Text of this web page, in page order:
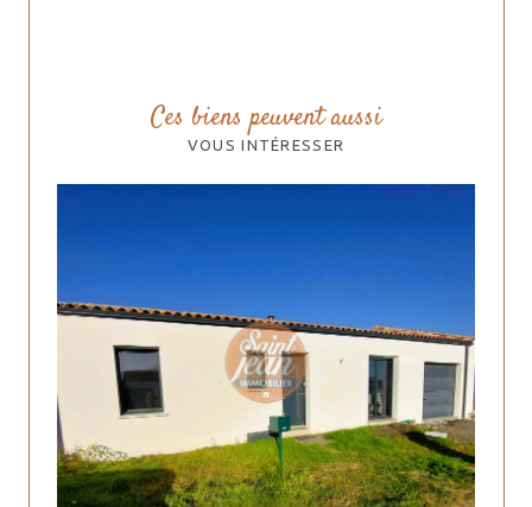
Ces biens peuvent aussi
VOUS INTÉRESSER